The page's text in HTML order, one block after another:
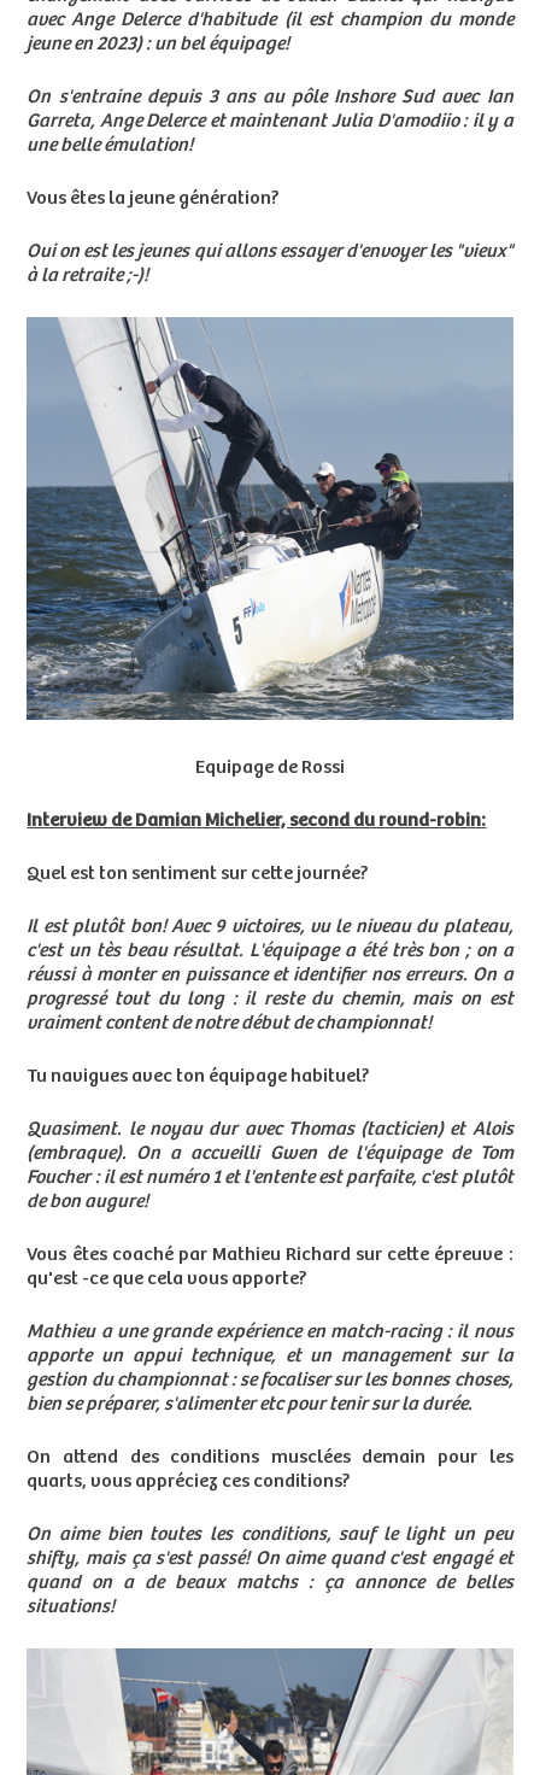
avec Ange Delerce d'habitude (il est champion du monde
jeune en 2023) : un bel équipage!
On s'entraine depuis 3 ans au pôle Inshore Sud avec Ian
Garreta, Ange Delerce et maintenant Julia D'amodiio : il y a
une belle émulation!
Vous êtes la jeune génération?
Oui on est les jeunes qui allons essayer d'envoyer les "vieux"
à la retraite ;-)!
Equipage de Rossi
Interview de Damian Michelier, second du round-robin:
Quel est ton sentiment sur cette journée?
Il est plutôt bon! Avec 9 victoires, vu le niveau du plateau,
c'est un tès beau résultat. L'équipage a été très bon ; on a
réussi à monter en puissance et identifier nos erreurs. On a
progressé tout du long : il reste du chemin, mais on est
vraiment content de notre début de championnat!
Tu navigues avec ton équipage habituel?
Quasiment. le noyau dur avec Thomas (tacticien) et Alois
(embraque). On a accueilli Gwen de l'équipage de Tom
Foucher : il est numéro 1 et l'entente est parfaite, c'est plutôt
de bon augure!
Vous êtes coaché par Mathieu Richard sur cette épreuve :
qu'est -ce que cela vous apporte?
Mathieu a une grande expérience en match-racing : il nous
apporte un appui technique, et un management sur la
gestion du championnat : se focaliser sur les bonnes choses,
bien se préparer, s'alimenter etc pour tenir sur la durée.
On attend des conditions musclées demain pour les
quarts, vous appréciez ces conditions?
On aime bien toutes les conditions, sauf le light un peu
shifty, mais ça s'est passé! On aime quand c'est engagé et
quand on a de beaux matchs : ça annonce de belles
situations!